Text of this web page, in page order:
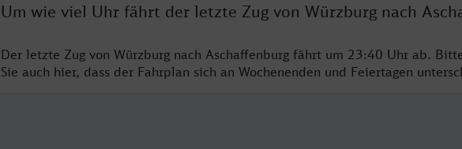
Um wie viel Uhr fährt der letzte Zug von Würzburg nach
Der letzte Zug von Würzburg nach Aschaffenburg fährt um 23:40 Uhr ab.
Sie auch hier, dass der Fahrplan sich an Wochenenden und Feiertagen